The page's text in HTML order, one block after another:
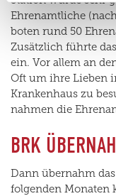
Ehrenamtliche
boten rund 50
Zusätzlich führte
ein. Vor allem an
Oft um ihre Lieben
Krankenhaus zu
nahmen die
BRK
Dann übernahm
folgenden Monaten